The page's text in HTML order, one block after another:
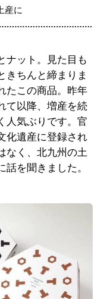
産に
ナット。見た目も
きちんと締まりま
たこの商品。昨年
て以降、増産を続
人気ぶりです。官
化遺産に登録され
なく、北九州の土
を聞きました。